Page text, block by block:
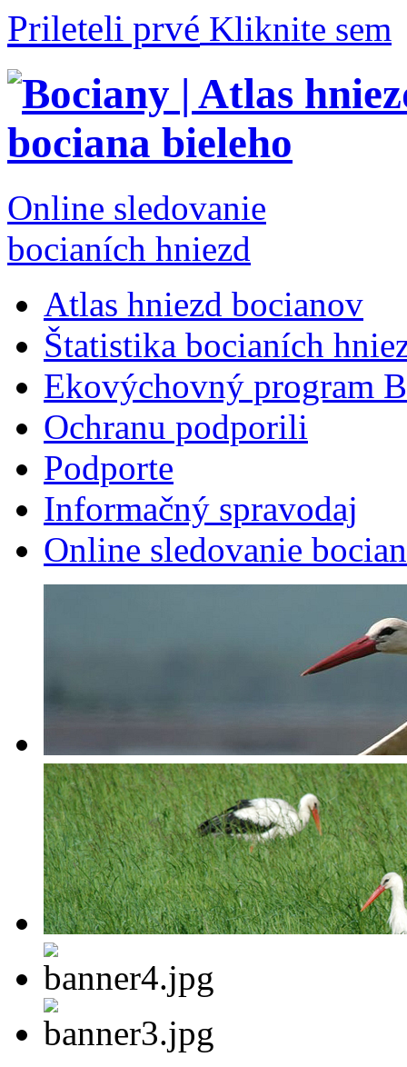
Prileteli prvé Kliknite sem
Online sledovanie
bocianích hniezd
Atlas hniezd bocianov
Štatistika bocianích
Ekovýchovný program
Ochranu podporili
Podporte
Informačný spravodaj
Online sledovanie